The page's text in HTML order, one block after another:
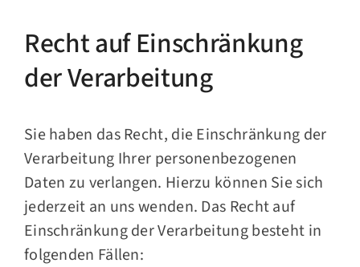
Recht auf Einschränkung
der Verarbeitung
Sie haben das Recht, die Einschränkung der
Verarbeitung Ihrer personenbezogenen
Daten zu verlangen. Hierzu können Sie sich
jederzeit an uns wenden. Das Recht auf
Einschränkung der Verarbeitung besteht in
folgenden Fällen: